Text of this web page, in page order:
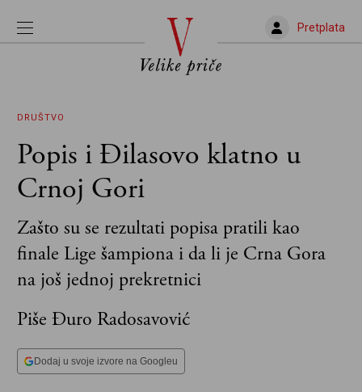
Pretplata
DRUŠTVO
Popis i Đilasovo klatno u
Crnoj Gori
Zašto su se rezultati popisa pratili kao
finale Lige šampiona i da li je Crna Gora
na još jednoj prekretnici
Piše Đuro Radosavović
Dodaj u svoje izvore na Googleu